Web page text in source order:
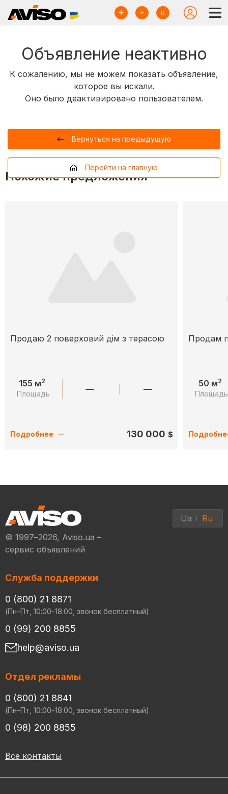
0
Объявление неактивно
К сожалению, мы не можем показать объявление,
которое вы искали.
Оно было деактивировано пользователем.
Вернуться на предыдущую
Перейти на главную
Похожие предложения
Продаю 2 поверховий дім з терасою
155 м2
Площадь — —
Подробнее 130 000 $
Продам
50 м2
Площадь
© 1997–2026, Aviso.ua –
сервис объявлений
Ua Ru
Служба поддержки
0 (800) 21 8871
(Пн-Пт, 10:00-18:00, звонок бесплатный)
0 (99) 200 8855
help@aviso.ua
Отдел рекламы
0 (800) 21 8841
(Пн-Пт, 10:00-18:00, звонок бесплатный)
0 (98) 200 8855
Все контакты